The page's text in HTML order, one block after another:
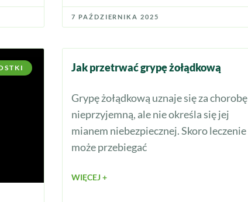
7 PAŹDZIERNIKA 2025
Jak przetrwać grypę żołądkową
Grypę żołądkową uznaje się za chorobę
nieprzyjemną, ale nie określa się jej
mianem niebezpiecznej. Skoro leczenie
może przebiegać
WIĘCEJ +